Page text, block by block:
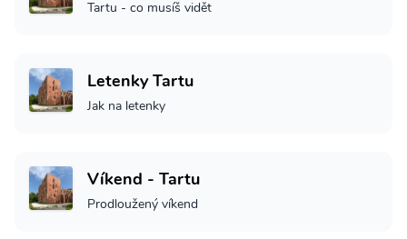
Tartu - co musíš vidět
Letenky Tartu
Jak na letenky
Víkend - Tartu
Prodloužený víkend